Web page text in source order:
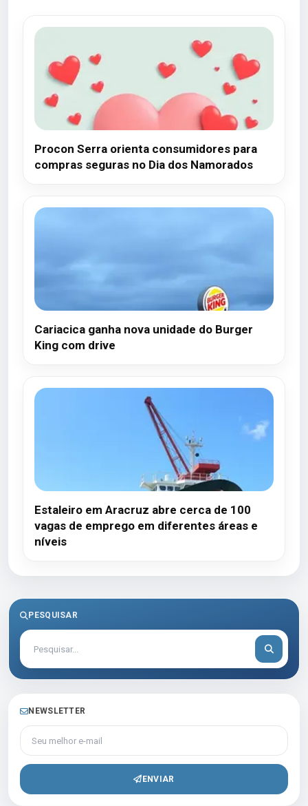
Procon Serra orienta consumidores para
compras seguras no Dia dos Namorados
Cariacica ganha nova unidade do Burger
King com drive
Estaleiro em Aracruz abre cerca de 100
vagas de emprego em diferentes áreas e
níveis
PESQUISAR
NEWSLETTER
Seu melhor e-mail
ENVIAR